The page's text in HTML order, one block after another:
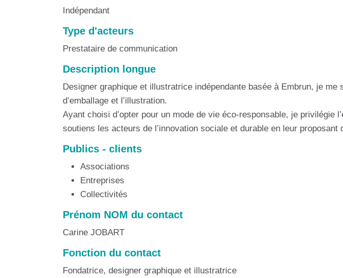
Indépendant
Type d'acteurs
Prestataire de communication
Description longue
Designer graphique et illustratrice indépendante basée à Embrun, je
d’emballage et l’illustration.
Ayant choisi d’opter pour un mode de vie éco-responsable, je
soutiens les acteurs de l’innovation sociale et durable en leur
Publics - clients
Associations
Entreprises
Collectivités
Prénom NOM du contact
Carine JOBART
Fonction du contact
Fondatrice, designer graphique et illustratrice